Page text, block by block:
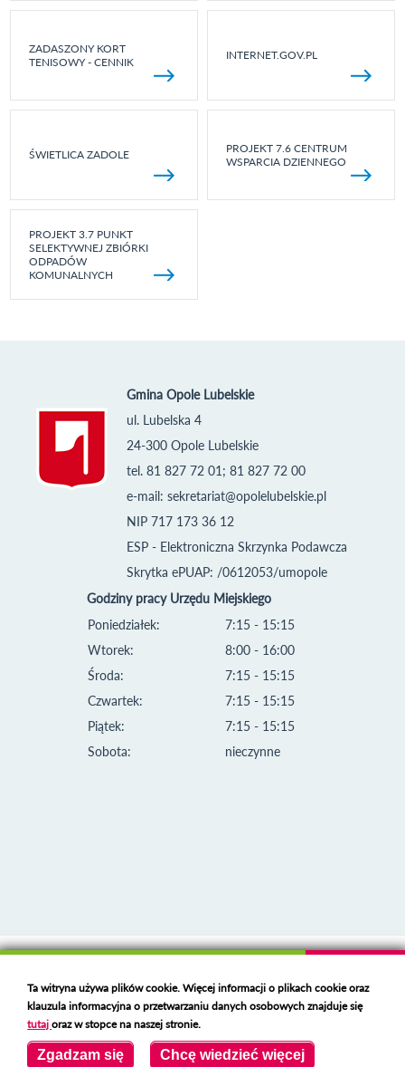
ZADASZONY KORT
TENISOWY - CENNIK
INTERNET.GOV.PL
ŚWIETLICA ZADOLE
PROJEKT 7.6 CENTRUM
WSPARCIA DZIENNEGO
PROJEKT 3.7 PUNKT
SELEKTYWNEJ ZBIÓRKI
ODPADÓW
KOMUNALNYCH
Gmina Opole Lubelskie
ul. Lubelska 4
24-300 Opole Lubelskie
tel. 81 827 72 01; 81 827 72 00
e-mail: sekretariat@opolelubelskie.pl
NIP 717 173 36 12
ESP - Elektroniczna Skrzynka Podawcza
Skrytka ePUAP: /0612053/umopole
Godziny pracy Urzędu Miejskiego
Poniedziałek:
Wtorek:
Środa:
Czwartek:
Piątek:
Sobota:
7:15 - 15:15
8:00 - 16:00
7:15 - 15:15
7:15 - 15:15
7:15 - 15:15
nieczynne
Deklaracja dostępności
Polski serwer RBLhttps://polspam.pl/
Copyright 2023 Urząd Miejski w Opolu Lubelskim
Created byVOBACOM Odnośnik otworzy się w nowym oknie
Ta witryna używa plików cookie. Więcej informacji o plikach cookie oraz
klauzula informacyjna o przetwarzaniu danych osobowych znajduje się
tutajoraz w stopce na naszej stronie.
Zgadzam się Chcę wiedzieć więcej